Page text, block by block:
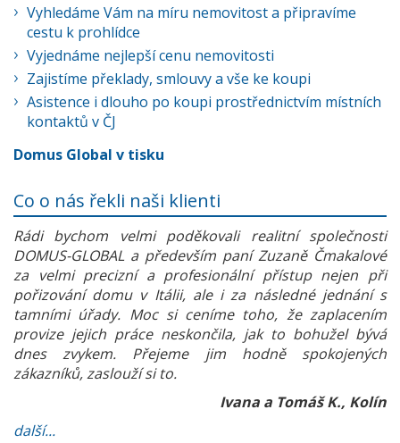
Vyhledáme Vám na míru nemovitost a připravíme
cestu k prohlídce
Vyjednáme nejlepší cenu nemovitosti
Zajistíme překlady, smlouvy a vše ke koupi
Asistence i dlouho po koupi prostřednictvím místních
kontaktů v ČJ
Domus Global v tisku
Co o nás řekli naši klienti
Rádi bychom velmi poděkovali realitní společnosti
DOMUS-GLOBAL a především paní Zuzaně Čmakalové
za velmi precizní a profesionální přístup nejen při
pořizování domu v Itálii, ale i za následné jednání s
tamními úřady. Moc si ceníme toho, že zaplacením
provize jejich práce neskončila, jak to bohužel bývá
dnes zvykem. Přejeme jim hodně spokojených
zákazníků, zaslouží si to.
Ivana a Tomáš K., Kolín
další...